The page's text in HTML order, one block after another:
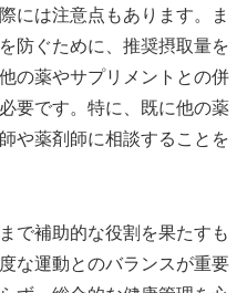
には注意点もあります。ま
防ぐために、推奨摂取量を
の薬やサプリメントとの併
要です。特に、既に他の薬
や薬剤師に相談することを
で補助的な役割を果たすも
な運動とのバランスが重要